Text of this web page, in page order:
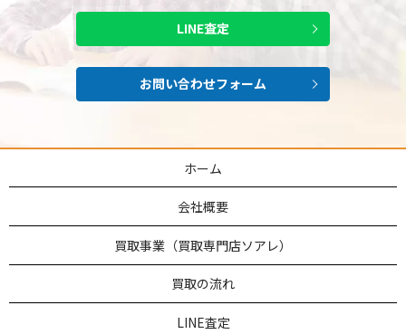
LINE査定
お問い合わせフォーム
ホーム
会社概要
買取事業（買取専門店ソアレ）
買取の流れ
LINE査定